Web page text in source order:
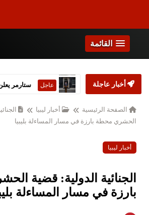
القائمة
أخبار عاجلة عاجل
الصفحة الرئيسية أخبار ليبيا
الحشري محطة بارزة في مسار المساءلة بليبيا
أخبار ليبيا
الجنائية الدولية: قضية
بارزة في مسار المساءلة